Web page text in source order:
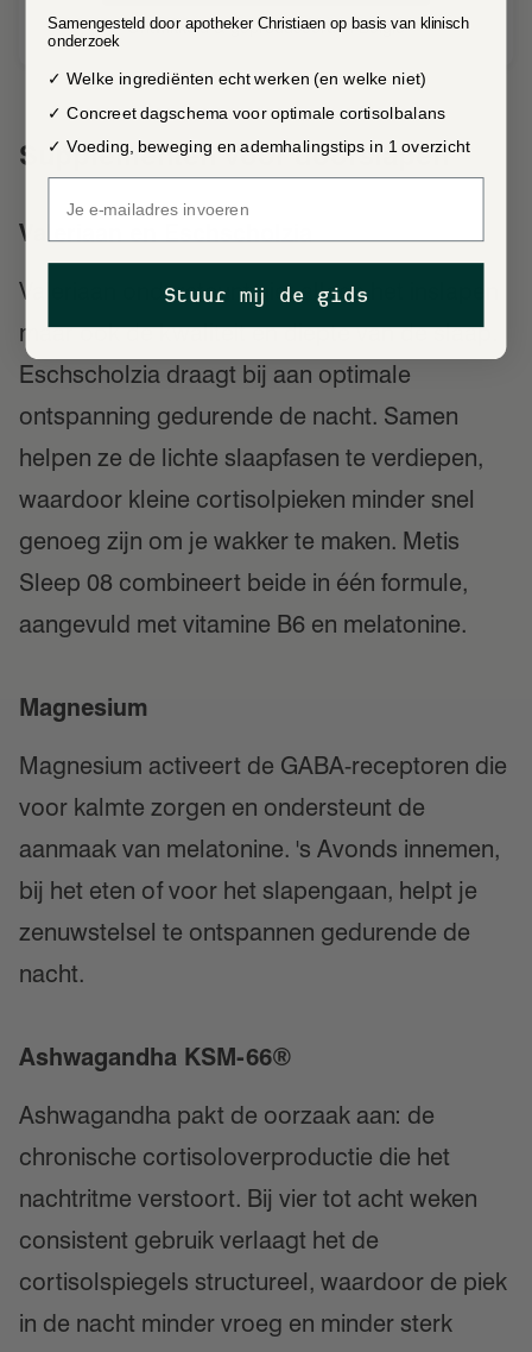
Ontwikkeld & geproduceerd in België
Supplementen voor doorslapen
Valeriaan en Eschscholzia
Valeriaan ondersteunt niet alleen het inslapen
maar ook de kwaliteit en diepte van de slaap.
Eschscholzia draagt bij aan optimale
ontspanning gedurende de nacht. Samen
helpen ze de lichte slaapfasen te verdiepen,
waardoor kleine cortisolpieken minder snel
genoeg zijn om je wakker te maken. Metis
Sleep 08 combineert beide in één formule,
aangevuld met vitamine B6 en melatonine.
Magnesium
Magnesium activeert de GABA-receptoren die
voor kalmte zorgen en ondersteunt de
aanmaak van melatonine. 's Avonds innemen,
bij het eten of voor het slapengaan, helpt je
zenuwstelsel te ontspannen gedurende de
nacht.
Ashwagandha KSM-66®
Ashwagandha pakt de oorzaak aan: de
chronische cortisoloverproductie die het
nachtritme verstoort. Bij vier tot acht weken
consistent gebruik verlaagt het de
cortisolspiegels structureel, waardoor de piek
in de nacht minder vroeg en minder sterk
Samengesteld door apotheker Christiaen op basis van klinisch
onderzoek
✓ Welke ingrediënten echt werken (en welke niet)
✓ Concreet dagschema voor optimale cortisolbalans
✓ Voeding, beweging en ademhalingstips in 1 overzicht
Stuur mij de gids